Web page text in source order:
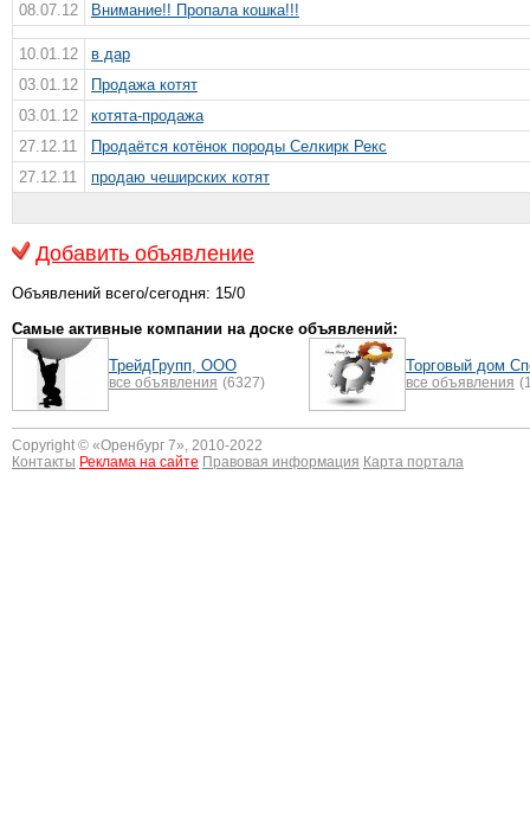
08.07.12
Внимание!! Пропала кошка!!!
10.01.12
в дар
03.01.12
Продажа котят
03.01.12
котята-продажа
27.12.11
Продаётся котёнок породы Селкирк Рекс
27.12.11
продаю чеширских котят
Добавить объявление
Объявлений всего/сегодня: 15/0
Самые активные компании на доске объявлений:
ТрейдГрупп, ООО
все объявления (6327)
Торговый дом
все объявления
Copyright © «Оренбург 7», 2010-2022
Контакты Реклама на сайте Правовая информация Карта портала